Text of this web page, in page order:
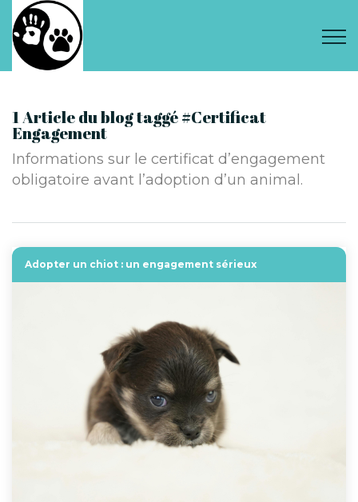
1 Article du blog taggé #Certificat
Engagement
Informations sur le certificat d’engagement
obligatoire avant l’adoption d’un animal.
Adopter un chiot : un engagement sérieux